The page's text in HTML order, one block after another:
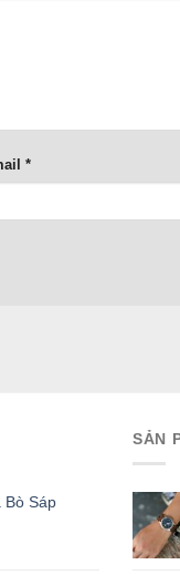
*
Bò Sáp
SẢN